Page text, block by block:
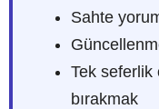
Sahte
Tek seferlik
bırakmak